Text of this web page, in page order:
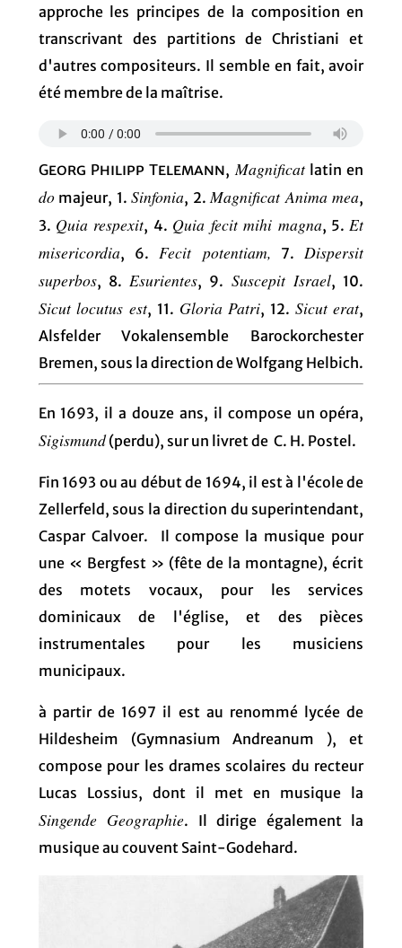
approche les principes de la composition en
transcrivant des partitions de Christiani et
d'autres compositeurs. Il semble en fait, avoir
été membre de la maîtrise.
Georg Philipp Telemann, Magnificatlatin en
domajeur, 1.Sinfonia, 2. Magnificat Anima mea,
3. Quia respexit, 4. Quia fecit mihi magna, 5. Et
misericordia, 6. Fecit potentiam, 7. Dispersit
superbos, 8. Esurientes, 9. Suscepit Israel, 10.
Sicut locutus est, 11. Gloria Patri, 12. Sicut erat,
Alsfelder Vokalensemble Barockorchester
Bremen, sous la direction de Wolfgang Helbich.
En 1693, il a douze ans, il compose un opéra,
Sigismund(perdu), sur un livret de C. H. Postel.
Fin 1693 ou au début de 1694, il est à l'école de
Zellerfeld, sous la direction du superintendant,
Caspar Calvoer. Il compose la musique pour
une « Bergfest » (fête de la montagne), écrit
des motets vocaux, pour les services
dominicaux de l'église, et des pièces
instrumentales pour les musiciens
municipaux.
à partir de 1697 il est au renommé lycée de
Hildesheim (Gymnasium Andreanum ), et
compose pour les drames scolaires du recteur
Lucas Lossius, dont il met en musique la
Singende Geographie. Il dirige également la
musique au couvent Saint-Godehard.